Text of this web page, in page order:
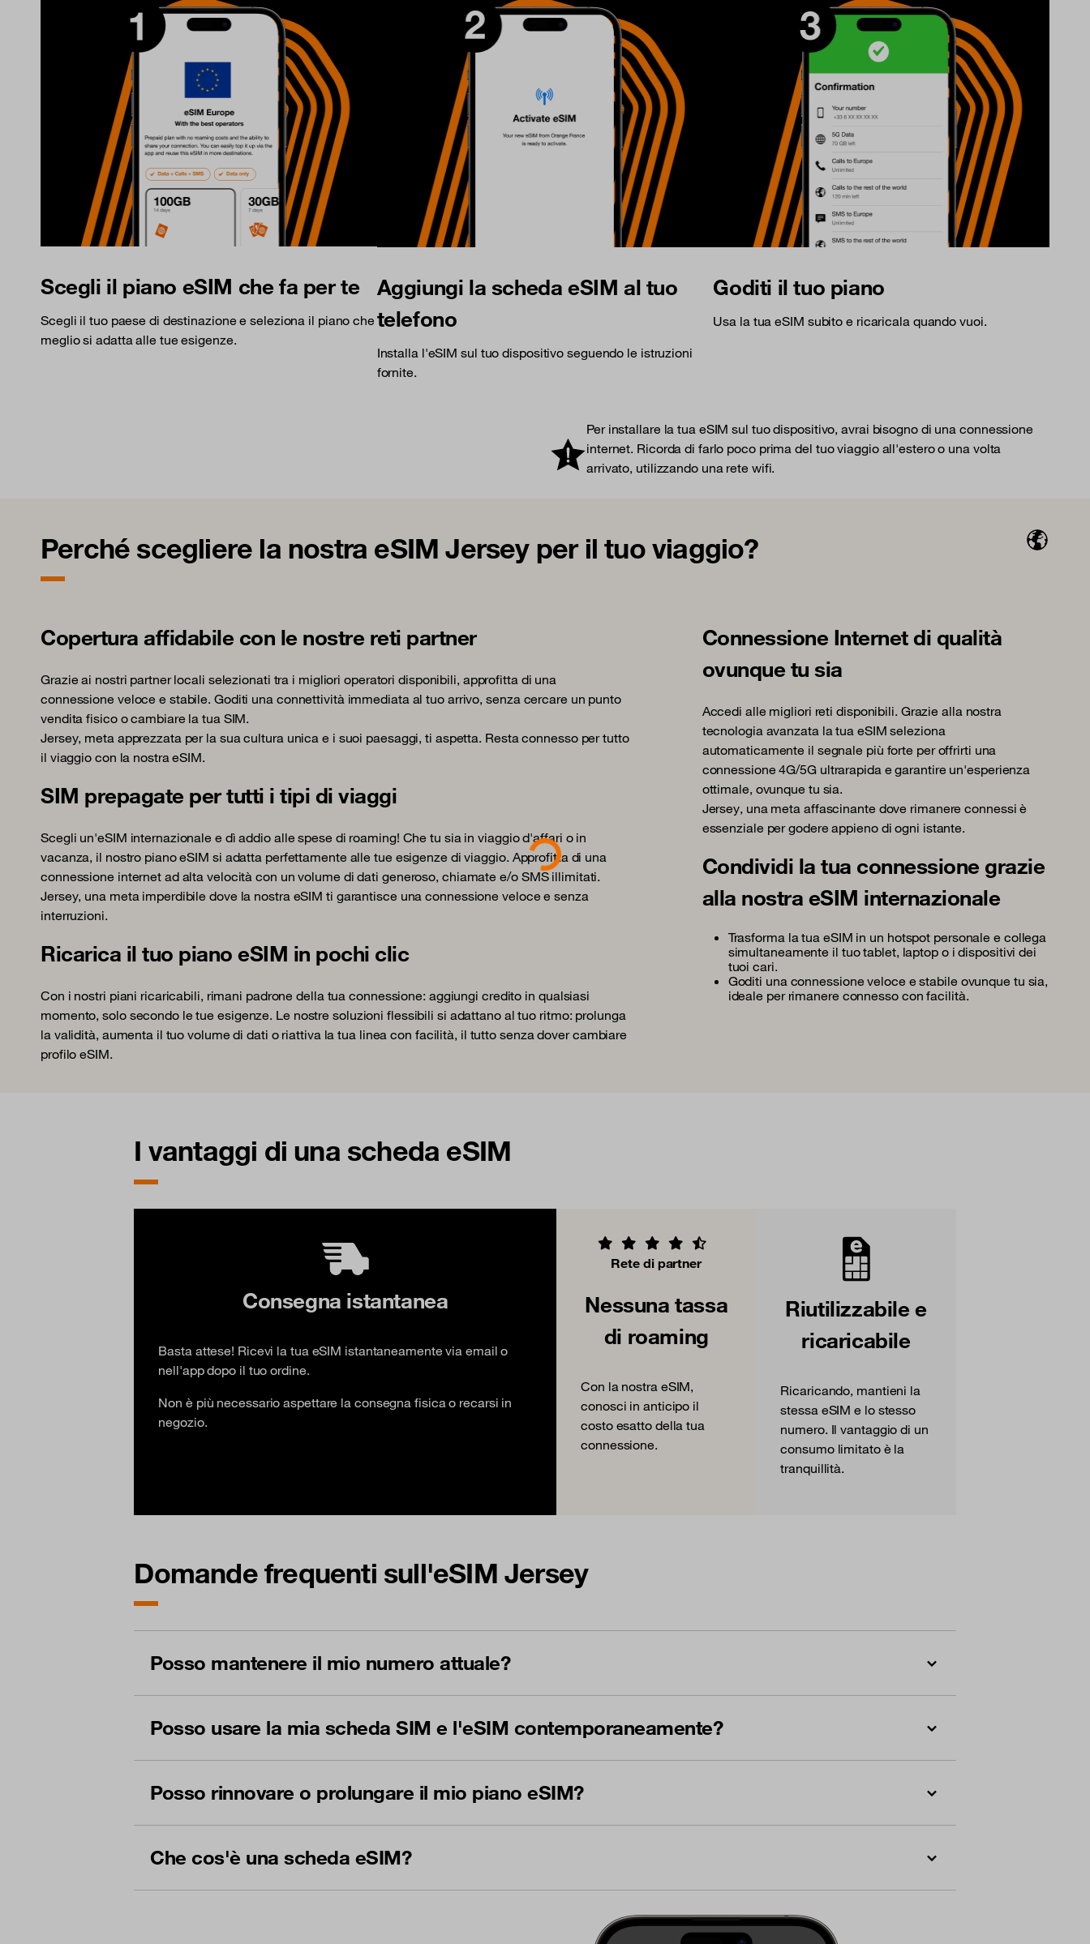
Scegli il piano eSIM che fa per te
Scegli il tuo paese di destinazione e seleziona il piano che
meglio si adatta alle tue esigenze.
Aggiungi la scheda eSIM al tuo
telefono
Installa l'eSIM sul tuo dispositivo seguendo le istruzioni
fornite.
Goditi il tuo piano
Usa la tua eSIM subito e ricaricala quando vuoi.
Per installare la tua eSIM sul tuo dispositivo, avrai bisogno di una connessione
internet. Ricorda di farlo poco prima del tuo viaggio all'estero o una volta
arrivato, utilizzando una rete wifi.
Perché scegliere la nostra eSIM Jersey per il tuo viaggio?
Copertura affidabile con le nostre reti partner
Grazie ai nostri partner locali selezionati tra i migliori operatori disponibili, approfitta di una
connessione veloce e stabile. Goditi una connettività immediata al tuo arrivo, senza cercare un punto
vendita fisico o cambiare la tua SIM.
Jersey, meta apprezzata per la sua cultura unica e i suoi paesaggi, ti aspetta. Resta connesso per tutto
il viaggio con la nostra eSIM.
SIM prepagate per tutti i tipi di viaggi
Scegli un'eSIM internazionale e dì addio alle spese di roaming! Che tu sia in viaggio d'affari o in
vacanza, il nostro piano eSIM si adatta perfettamente alle tue esigenze di viaggio. Approfitta di una
connessione internet ad alta velocità con un volume di dati generoso, chiamate e/o SMS illimitati.
Jersey, una meta imperdibile dove la nostra eSIM ti garantisce una connessione veloce e senza
interruzioni.
Ricarica il tuo piano eSIM in pochi clic
Con i nostri piani ricaricabili, rimani padrone della tua connessione: aggiungi credito in qualsiasi
momento, solo secondo le tue esigenze. Le nostre soluzioni flessibili si adattano al tuo ritmo: prolunga
la validità, aumenta il tuo volume di dati o riattiva la tua linea con facilità, il tutto senza dover cambiare
profilo eSIM.
Connessione Internet di qualità
ovunque tu sia
Accedi alle migliori reti disponibili. Grazie alla nostra
tecnologia avanzata la tua eSIM seleziona
automaticamente il segnale più forte per offrirti una
connessione 4G/5G ultrarapida e garantire un'esperienza
ottimale, ovunque tu sia.
Jersey, una meta affascinante dove rimanere connessi è
essenziale per godere appieno di ogni istante.
Condividi la tua connessione grazie
alla nostra eSIM internazionale
Trasforma la tua eSIM in un hotspot personale e collega
simultaneamente il tuo tablet, laptop o i dispositivi dei
tuoi cari.
Goditi una connessione veloce e stabile ovunque tu sia,
ideale per rimanere connesso con facilità.
I vantaggi di una scheda eSIM
Consegna istantanea
Basta attese! Ricevi la tua eSIM istantaneamente via email o
nell'app dopo il tuo ordine.
Non è più necessario aspettare la consegna fisica o recarsi in
negozio.
Rete di partner
Nessuna tassa
di roaming
Con la nostra eSIM,
conosci in anticipo il
costo esatto della tua
connessione.
Riutilizzabile e
ricaricabile
Ricaricando, mantieni la
stessa eSIM e lo stesso
numero. Il vantaggio di un
consumo limitato è la
tranquillità.
Domande frequenti sull'eSIM Jersey
Posso mantenere il mio numero attuale?
Posso usare la mia scheda SIM e l'eSIM contemporaneamente?
Posso rinnovare o prolungare il mio piano eSIM?
Che cos'è una scheda eSIM?
Loading...